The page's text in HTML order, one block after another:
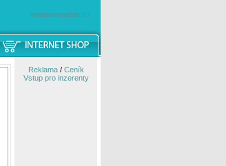
windowsmobile.cz
Reklama/ Ceník
Vstup pro inzerenty